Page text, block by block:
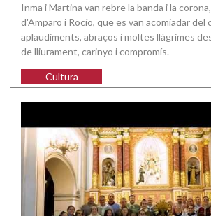
Inma i Martina van rebre la banda i la
d'Amparo i Rocío, que es van acomiadar del
aplaudiments, abraços i moltes llàgrimes
de lliurament, carinyo i compromís.
Cultura